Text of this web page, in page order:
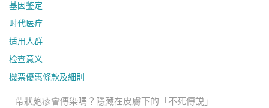
基因鉴定
时代医疗
适用人群
检查意义
機票優惠條款及細則
帶狀皰疹會傳染嗎？隱藏在皮膚下的「不死傳説」